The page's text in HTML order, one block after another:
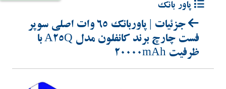
پاور بانک
جزئیات | پاوربانک 65 وات اصلی سوپر
فست چارچ برند کانفلون مدل A25Q با
ظرفیت 20000mAh